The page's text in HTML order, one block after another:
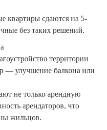
квартиры сдаются на 5-
без таких решений.
территории
— улучшение балкона или
не только арендную
арендаторов, что
жильцов.